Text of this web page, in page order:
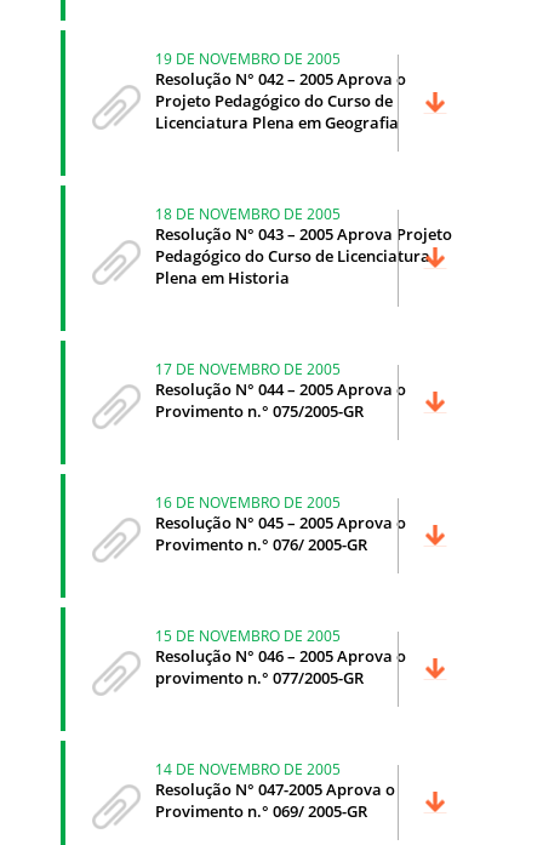
19 DE NOVEMBRO DE 2005
Resolução N° 042 – 2005 Aprova o
Projeto Pedagógico do Curso de
Licenciatura Plena em Geografia
18 DE NOVEMBRO DE 2005
Resolução N° 043 – 2005 Aprova Projeto
Pedagógico do Curso de Licenciatura
Plena em Historia
17 DE NOVEMBRO DE 2005
Resolução N° 044 – 2005 Aprova o
Provimento n.° 075/2005-GR
16 DE NOVEMBRO DE 2005
Resolução N° 045 – 2005 Aprova o
Provimento n.° 076/ 2005-GR
15 DE NOVEMBRO DE 2005
Resolução N° 046 – 2005 Aprova o
provimento n.° 077/2005-GR
14 DE NOVEMBRO DE 2005
Resolução N° 047-2005 Aprova o
Provimento n.° 069/ 2005-GR